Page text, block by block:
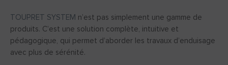
TOUPRET SYSTEM n’est pas simplement une gamme de
produits. C’est une solution complète, intuitive et
pédagogique, qui permet d’aborder les travaux d’enduisage
avec plus de sérénité.